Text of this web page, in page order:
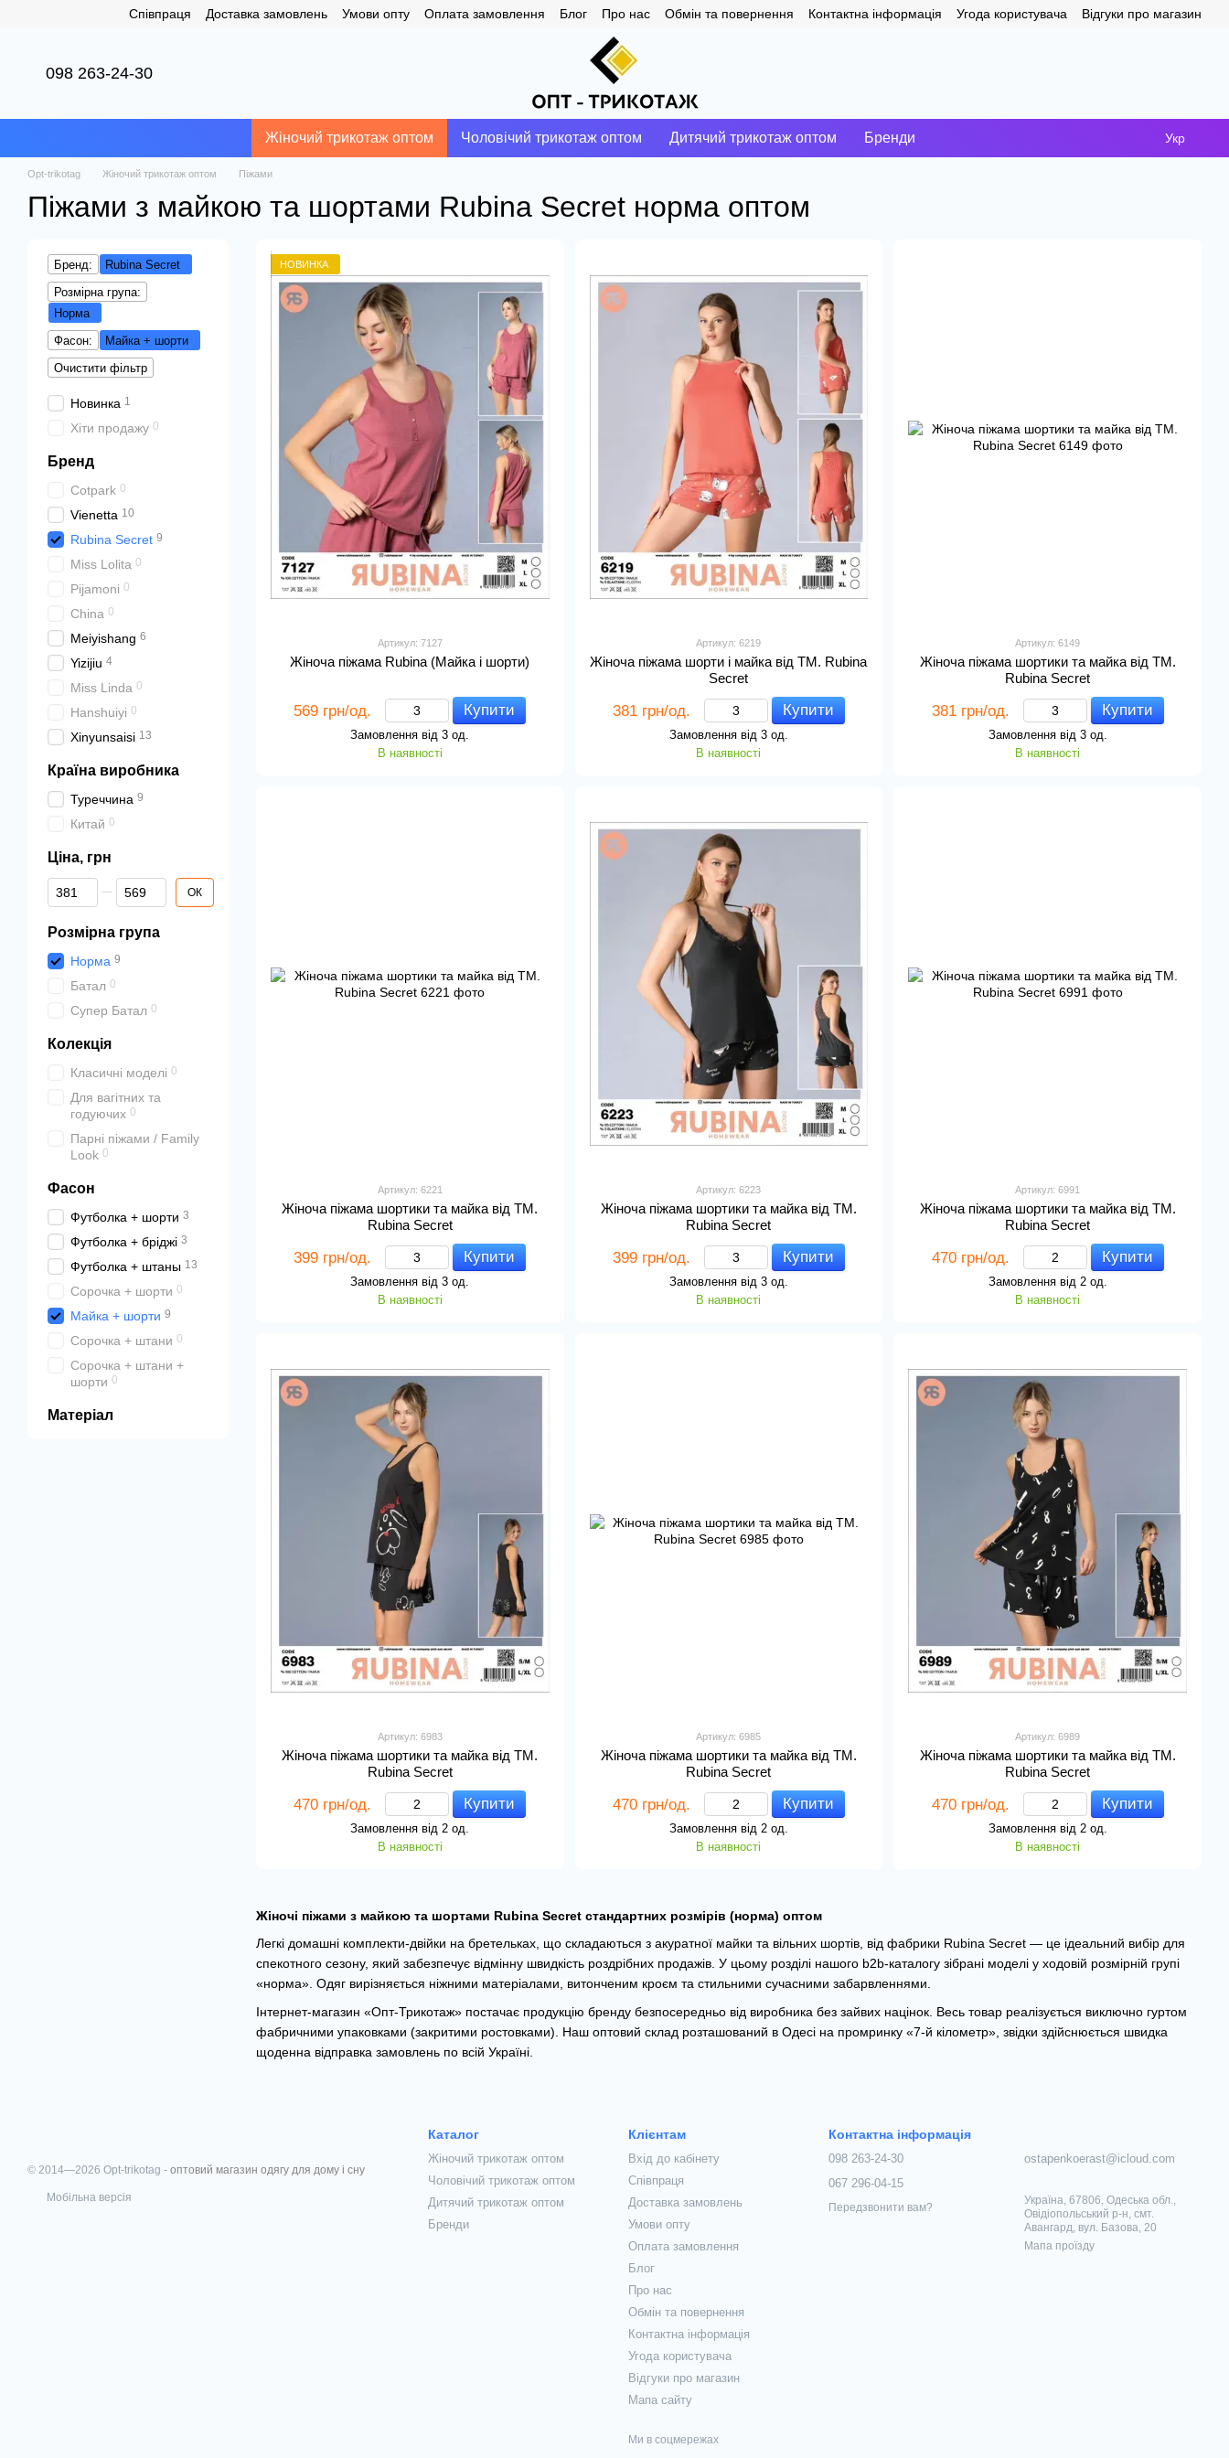
Перейти до основного контенту
Співпраця Доставка замовлень Умови опту Оплата замовлення Блог Про нас Обмін та повернення Контактна інформація Угода користувача Відгуки про магазин
098 263-24-30
Жіночий трикотаж оптом Чоловічий трикотаж оптом Дитячий трикотаж оптом Бренди Укр
Opt-trikotag Жіночий трикотаж оптом Піжами
Піжами з майкою та шортами Rubina Secret норма оптом
Жіночі піжами з майкою та шортами Rubina Secret стандартних розмірів (норма) оптом
Легкі домашні комплекти-двійки на бретельках, що складаються з акуратної майки та вільних шортів, від фабрики Rubina Secret — це ідеальний вибір для
спекотного сезону, який забезпечує відмінну швидкість роздрібних продажів. У цьому розділі нашого b2b-каталогу зібрані моделі у ходовій розмірній групі
«норма». Одяг вирізняється ніжними матеріалами, витонченим кроєм та стильними сучасними забарвленнями.
Інтернет-магазин «Опт-Трикотаж» постачає продукцію бренду безпосередньо від виробника без зайвих націнок. Весь товар реалізується виключно гуртом
фабричними упаковками (закритими ростовками). Наш оптовий склад розташований в Одесі на промринку «7-й кілометр», звідки здійснюється швидка
щоденна відправка замовлень по всій Україні.
НОВИНКА
Артикул: 7127
Жіноча піжама Rubina (Майка і шорти)
569 грн/од. Купити
Замовлення від 3 од.
В наявності
Артикул: 6219
Жіноча піжама шорти і майка від TM. Rubina
Secret
381 грн/од. Купити
Замовлення від 3 од.
В наявності
Артикул: 6149
Жіноча піжама шортики та майка від TM.
Rubina Secret
381 грн/од. Купити
Замовлення від 3 од.
В наявності
Артикул: 6221
Жіноча піжама шортики та майка від TM.
Rubina Secret
399 грн/од. Купити
Замовлення від 3 од.
В наявності
Артикул: 6223
Жіноча піжама шортики та майка від TM.
Rubina Secret
399 грн/од. Купити
Замовлення від 3 од.
В наявності
Артикул: 6991
Жіноча піжама шортики та майка від TM.
Rubina Secret
470 грн/од. Купити
Замовлення від 2 од.
В наявності
Артикул: 6983
Жіноча піжама шортики та майка від TM.
Rubina Secret
470 грн/од. Купити
Замовлення від 2 од.
В наявності
Артикул: 6985
Жіноча піжама шортики та майка від TM.
Rubina Secret
470 грн/од. Купити
Замовлення від 2 од.
В наявності
Артикул: 6989
Жіноча піжама шортики та майка від TM.
Rubina Secret
470 грн/од. Купити
Замовлення від 2 од.
В наявності
Бренд:
Rubina Secret
Розмірна група:
Норма
Фасон:
Майка + шорти
Очистити фільтр
Новинка 1
Хіти продажу 0
Бренд
Cotpark 0
Vienetta 10
Rubina Secret 9
Miss Lolita 0
Pijamoni 0
China 0
Meiyishang 6
Yizijiu 4
Miss Linda 0
Hanshuiyi 0
Xinyunsaisi 13
Країна виробника
Туреччина 9
Китай 0
Ціна, грн
Від Ціна, грн
До Ціна, грн ОК
Розмірна група
Норма 9
Батал 0
Супер Батал 0
Колекція
Класичні моделі 0
Для вагітних та
годуючих 0
Парні піжами / Family
Look 0
Фасон
Футболка + шорти 3
Футболка + бріджі 3
Футболка + штаны 13
Сорочка + шорти 0
Майка + шорти 9
Сорочка + штани 0
Сорочка + штани +
шорти 0
Матеріал
© 2014—2026 Opt-trikotag - оптовий магазин одягу для дому і сну
Мобільна версія
Каталог
Жіночий трикотаж оптом
Чоловічий трикотаж оптом
Дитячий трикотаж оптом
Бренди
Клієнтам
Вхід до кабінету
Співпраця
Доставка замовлень
Умови опту
Оплата замовлення
Блог
Про нас
Обмін та повернення
Контактна інформація
Угода користувача
Відгуки про магазин
Мапа сайту
Ми в соцмережах
Контактна інформація
098 263-24-30
067 296-04-15
Передзвонити вам?
ostapenkoerast@icloud.com
Україна, 67806, Одеська обл.,
Овідіопольський р-н, смт.
Авангард, вул. Базова, 20
Мапа проїзду